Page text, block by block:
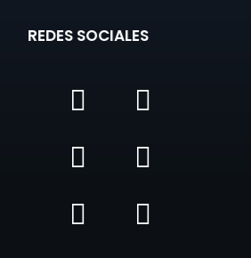
REDES SOCIALES